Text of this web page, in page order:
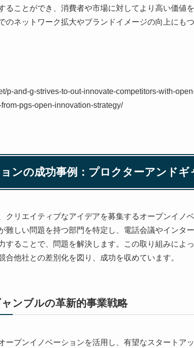
ることができ、消費者や市場に対してより高い価値
のネットワーク拡大やブランドイメージの向上にも
p-and-g-strives-to-out-innovate-competitors-with-
pgs-open-innovation-strategy/
ンの成功事例：プロクターアンドギ
クリエイティブなアイデアを募集するオープンイノ
難しい問題を持つ部門を特定し、電話会議やインタ
することで、問題を解決します。この取り組みによ
合他社との差別化を図り、成功を収めています。
ンブルの革新的事業戦略
ープンイノベーションを活用し、有望なスタートア